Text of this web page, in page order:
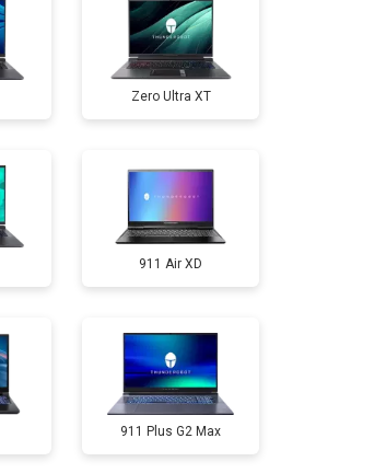
Заказать
Заказать
Заказать
Заказать
Заказать
Заказать
Zero Ultra XT
911 Air XD
911 Plus G2 Max